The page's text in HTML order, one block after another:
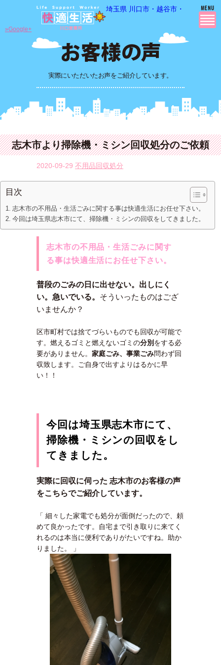
埼玉県 川口市・越谷市・さいたま
実際にいただいたお声をご紹介しています。
»Google+
志木市より掃除機・ミシン回収処分のご依頼
2020-09-29 不用品回収処分
目次
志木市の不用品・生活ごみに関する事は快適生活にお任せ下さい。
今回は埼玉県志木市にて、掃除機・ミシンの回収をしてきました。
志木市の不用品・生活ごみに関す
る事は快適生活にお任せ下さい。
普段のごみの日に出せない。出しにく
い。急いでいる。 そういったものはござ
いませんか？
区市町村では捨てづらいものでも回収が可能で
す。燃えるゴミと燃えないゴミの分別 をする必
要がありません。 家庭ごみ、事業ごみ問わず回
収致します。ご自身で出すよりはるかに早
い！！
今回は埼玉県志木市にて、
掃除機・ミシンの回収をし
てきました。
実際に回収に伺った 志木市のお客様の声
をこちらでご紹介しています。
「 細々した家電でも処分が面倒だったので、頼
めて良かったです。自宅まで引き取りに来てく
れるのは本当に便利でありがたいですね。助か
りました。 」